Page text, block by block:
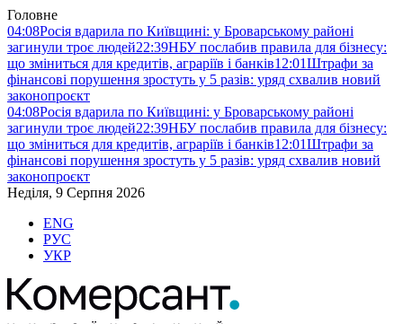
Головне
04:08Росія вдарила по Київщині: у Броварському районі
загинули троє людей22:39НБУ послабив правила для бізнесу:
що зміниться для кредитів, аграріїв і банків12:01Штрафи за
фінансові порушення зростуть у 5 разів: уряд схвалив новий
законопроєкт
04:08Росія вдарила по Київщині: у Броварському районі
загинули троє людей22:39НБУ послабив правила для бізнесу:
що зміниться для кредитів, аграріїв і банків12:01Штрафи за
фінансові порушення зростуть у 5 разів: уряд схвалив новий
законопроєкт
Неділя, 9 Серпня 2026
ENG
РУС
УКР